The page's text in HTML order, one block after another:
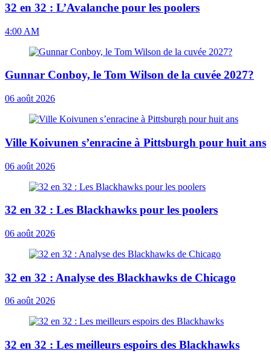
32 en 32 : L’Avalanche pour les poolers
4:00 AM
Gunnar Conboy, le Tom Wilson de la cuvée 2027?
06 août 2026
Ville Koivunen s’enracine à Pittsburgh pour huit ans
06 août 2026
32 en 32 : Les Blackhawks pour les poolers
06 août 2026
32 en 32 : Analyse des Blackhawks de Chicago
06 août 2026
32 en 32 : Les meilleurs espoirs des Blackhawks